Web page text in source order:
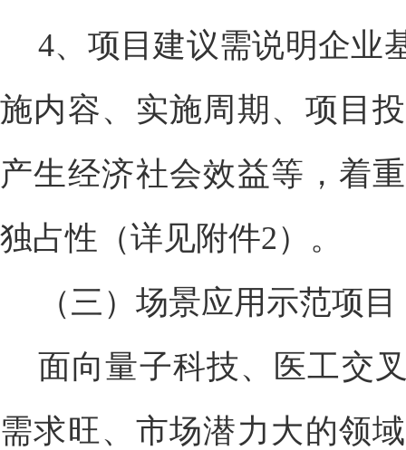
4、项目建议需说明企业
施内容、实施周期、项目
产生经济社会效益等，着
独占性（详见附件2）。
（三）场景应用示范项目
面向量子科技、医工交
需求旺、市场潜力大的领